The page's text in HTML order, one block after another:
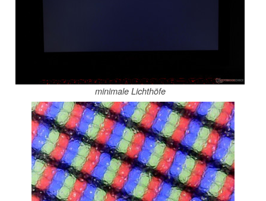
minimale Lichthöfe